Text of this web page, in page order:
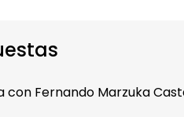
Fernando Marzuka